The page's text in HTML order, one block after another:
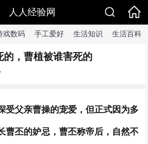
人人经验网
戏数码 手工爱好 生活知识 生活百科
的，曹植被谁害死的
受父亲曹操的宠爱，但正式因为多
曹丕的妒忌，曹丕称帝后，自然不